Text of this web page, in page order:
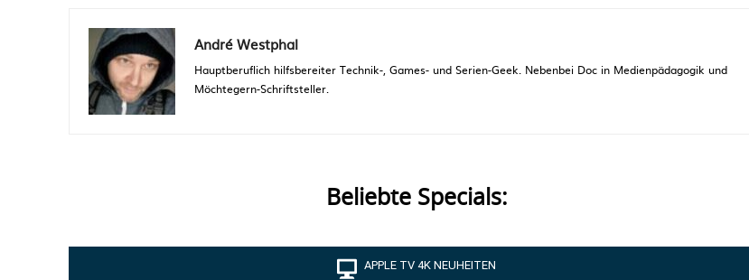
André Westphal
Hauptberuflich hilfsbereiter Technik-, Games- und Serien-Geek. Nebenbei Doc in Medienpädagogik und
Möchtegern-Schriftsteller.
Beliebte Specials:
APPLE TV 4K NEUHEITEN